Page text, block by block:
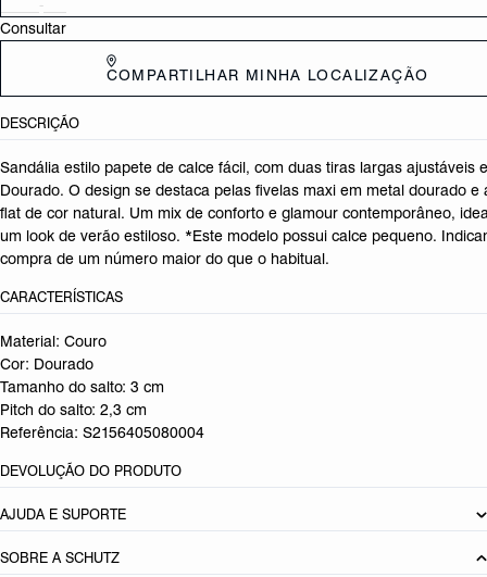
Consultar
COMPARTILHAR MINHA LOCALIZAÇÃO
DESCRIÇÃO
Sandália estilo papete de calce fácil, com duas tiras largas ajustáveis
Dourado. O design se destaca pelas fivelas maxi em metal dourado e
flat de cor natural. Um mix de conforto e glamour contemporâneo,
um look de verão estiloso. *Este modelo possui calce pequeno.
compra de um número maior do que o habitual.
CARACTERÍSTICAS
Material: Couro
Cor: Dourado
Tamanho do salto: 3 cm
Pitch do salto: 2,3 cm
Referência: S2156405080004
DEVOLUÇÃO DO PRODUTO
AJUDA E SUPORTE
SOBRE A SCHUTZ